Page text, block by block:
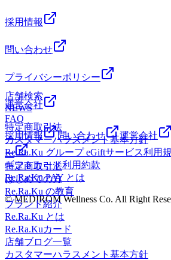
採用情報
問い合わせ
プライバシーポリシー
運営会社
特定商取引法
カスタマーハラスメント基本方針
Re.Ra.Ku グループ eGiftサービス利用
ギフトカード利用約款
Re.Ra.Ku PAY とは
© MEDIROM Wellness Co. All Right
店舗検索
NEWS
FAQ
採用情報
問い合わせ 運営会社
ー
特定商取引法
はじめての方
Re.Ra.Ku の教育
ブランド紹介
Re.Ra.Ku とは
Re.Ra.Kuカード
店舗ブログ一覧
カスタマーハラスメント基本方針